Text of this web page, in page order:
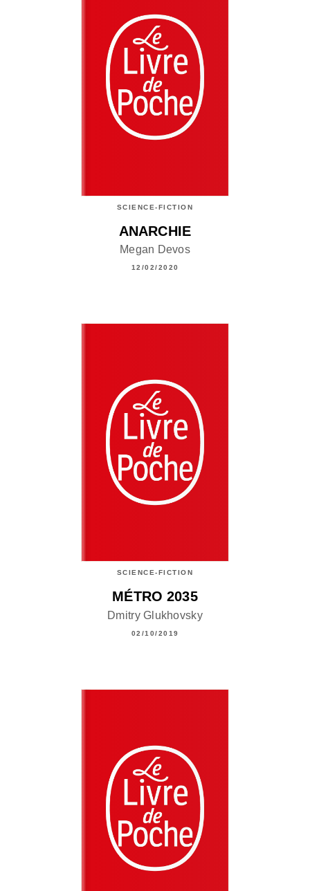
SCIENCE-FICTION
ANARCHIE
Megan Devos
12/02/2020
SCIENCE-FICTION
MÉTRO 2035
Dmitry Glukhovsky
02/10/2019